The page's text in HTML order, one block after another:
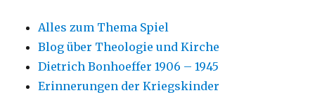
Alles zum Thema Spiel
Blog über Theologie und Kirche
Dietrich Bonhoeffer 1906 – 1945
Erinnerungen der Kriegskinder